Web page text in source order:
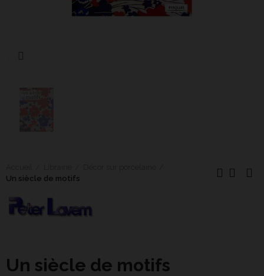
Un siècle de motifs
Un siècle de motifs